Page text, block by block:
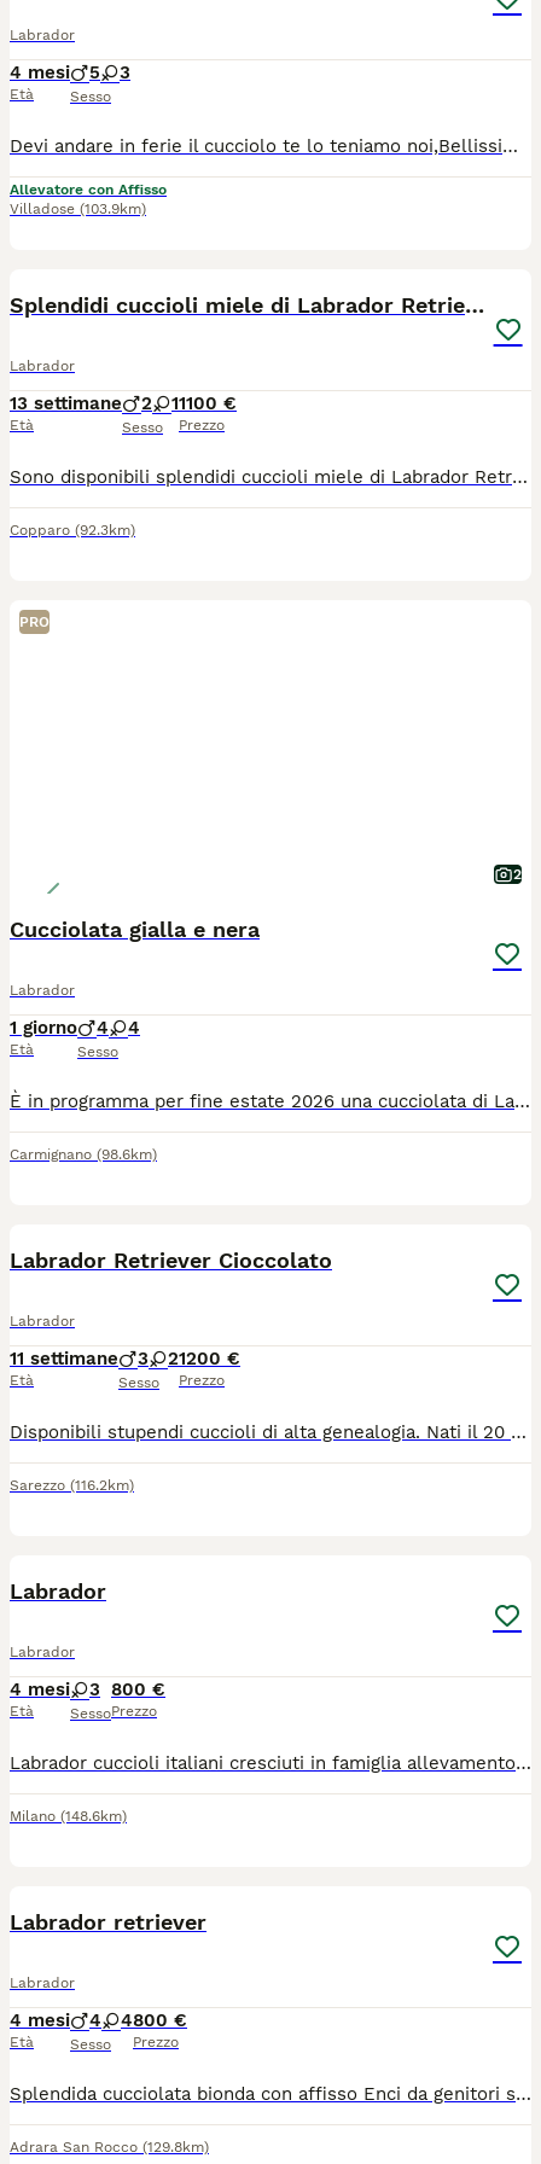
Labrador
4 mesi
Età
5 3
Sesso
Devi andare in ferie il cucciolo te lo teniamo noi,Bellissimi cuccioli pronti per le nuove famiglie, Allevamento amatoriale con affisso Enci Disponibili 8cuccioli di labrador Retriever Di alta genealogia 5maschi ,3 femmine Vengono ceduti con: Pedigree Enci Iscrizione anagrafe canina Microchip Vaccinati Tripla sverminazione Certificato dì buona salute DNA depositato Kit puppy Un piccolo fascicolo che vi aiuterà a fare crescere Al meglio il vostro cucciolo Disponibili da fine maggio 2026 Discendenti da campioni di bellezza e riproduzione Genitori visibile in allevamento Esenti da malattie genetiche, Non sono solo cuccioli,ma compagni dì vita,cerchiamo famiglie serie consapevoli che sanno apprezzare il valore di un labrador. Allevati con passione e serietà e con tanto amore da offrire.x appuntamento tel.3284858169 Elena/Vito No perditempo
Allevatore con Affisso
Villadose (103.9km)
Splendidi cuccioli miele di Labrador Retriever
Labrador
13 settimane
Età
2 1
Sesso
1100 €
Prezzo
Sono disponibili splendidi cuccioli miele di Labrador Retriever, nati in ambiente familiare da due genitori di mia proprietà, entrambi con pedigree ufficiale, ottima genealogia e sottoposti ai controlli sanitari raccomandati per la razza. I cuccioli crescono a stretto contatto con la famiglia, ricevendo cure, attenzioni e una corretta socializzazione fin dai primi giorni di vita. Verranno affidati solo a persone realmente interessate a garantire loro una vita serena e responsabile. Genitori: ✔️ Pedigree ufficiale ✔️ Controlli sanitari certificati ✔️ Carattere equilibrato e socievole ✔️ Visionabili insieme ai cuccioli I cuccioli saranno consegnati con: ✔️ Pedigree ✔️ Microchip ✔️ Vaccinazioni in regola ✔️ Trattamenti antiparassitari ✔️ Libretto sanitario ✔️ Certificato veterinario di buona salute Per me non si tratta semplicemente di una vendita, ma della ricerca della famiglia giusta per ogni cucciolo. Sarò disponibile anche dopo l'affido per consigli e supporto. Per maggiori informazioni, foto, video o per fissare una visita senza impegno, contattatemi in privato.
Copparo (92.3km)
PRO
2
Cucciolata gialla e nera
Labrador
1 giorno
Età
4 4
Sesso
È in programma per fine estate 2026 una cucciolata di Labrador Retriever neri e gialli, con pedigree ENCI. I genitori, selezionati per salute, morfologia e carattere, sono entrambi: - esenti displasia anche e gomiti - testati per patologie genetiche di razza - controllati per oculopatie e cardiopatie congenite. Per maggiori informazioni: 346/7606095 (solo whatsapp)
Carmignano (98.6km)
Labrador Retriever Cioccolato
Labrador
11 settimane
Età
3 2
Sesso
1200 €
Prezzo
Disponibili stupendi cuccioli di alta genealogia. Nati il 20 maggio 2026, cresciuti in contesto familiare con giardino, saranno pronti per le nuove famiglie dal 20 luglio 2026. I cuccioli avranno pedigree, prima vaccinazione e microchip già fatti da noi. Possibilità di vederli prima dell'acquisto Massima disponibilità
Sarezzo (116.2km)
Labrador
Labrador
4 mesi
Età
3
Sesso
800 €
Prezzo
Labrador cuccioli italiani cresciuti in famiglia allevamento in attesa di affisso ENCI dispone di cuccioli di labrador con pedigree ENCI vengono ceduti con vaccini pentavalente più l4 sverminazioni microchip libretto sanitario passaggio di proprietà Al momento è disponibile una femmina crema Ci troviamo a 20 km da Milano Linate oppure uscita Brebemi Treviglio Gradito contatto telefonico visite su appuntamento 3473179797 Prezzo a partire da 800€ Genitori visibili ed esenti da patologie ereditarie tutto certificato documentazione visibile
Milano (148.6km)
Labrador retriever
Labrador
4 mesi
Età
4 4
Sesso
800 €
Prezzo
Splendida cucciolata bionda con affisso Enci da genitori selezionati padre campione riproduttore Lord of rings Labracadabra Rickes pedigree microchip Documenti e certificati veterinari
Adrara San Rocco (129.8km)